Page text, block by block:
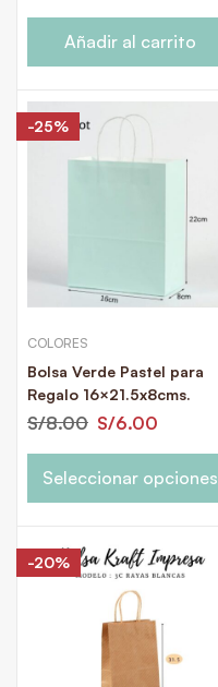
Añadir al carrito
-25%
COLORES
Bolsa Verde Pastel para
Regalo 16×21.5x8cms.
S/8.00 S/6.00
Seleccionar opciones
-20%